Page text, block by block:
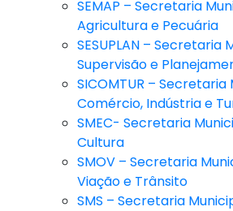
SEMAP – Secretaria
Agricultura e Pecuária
SESUPLAN – Secretaria
Supervisão e
SICOMTUR –
Comércio, Indústria e
SMEC- Secretaria
Cultura
SMOV – Secretaria
Viação e Trânsito
SMS – Secretaria